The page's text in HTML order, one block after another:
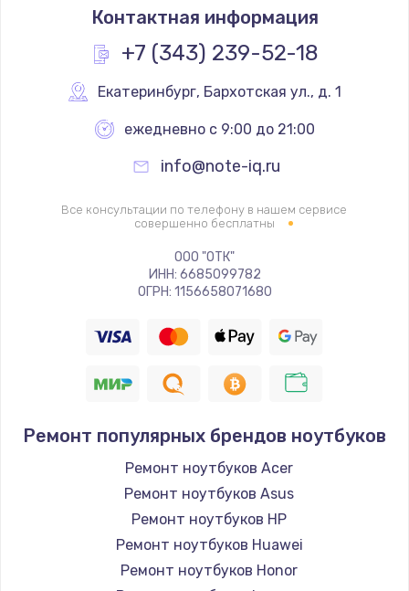
660 руб.
Заказать
Замена южного моста
1490 руб.
Заказать
Замена материнской платы
Заказать
Контактная информация
+7 (343) 239-52-18
Екатеринбург, Бархотская ул., д. 1
ежедневно с 9:00 до 21:00
info@note-iq.ru
Все консультации по телефону в нашем сервисе
совершенно бесплатны
ООО "ОТК"
ИНН: 6685099782
ОГРН: 1156658071680
Ремонт популярных брендов ноутбуков
Ремонт ноутбуков Acer
Ремонт ноутбуков Asus
Ремонт ноутбуков HP
Ремонт ноутбуков Huawei
Ремонт ноутбуков Honor